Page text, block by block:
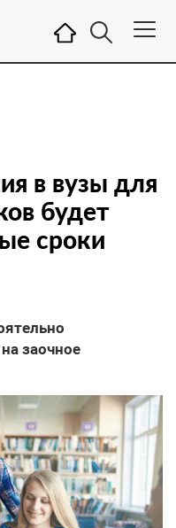
в вузы для
будет
сроки
заочное